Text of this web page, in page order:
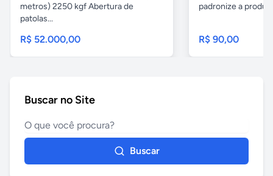
metros) 2250 kgf Abertura de
patolas...
R$ 52.000,00
padronize a
R$ 90,00
Buscar no Site
Buscar